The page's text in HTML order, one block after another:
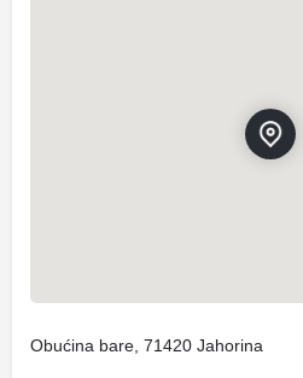
Obućina bare, 71420 Jahorina